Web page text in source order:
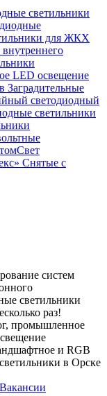
светильники
для ЖКХ
LED освещение
Заградительные
светодиодный
светильники
Снятые с
систем
светильники
раз!
промышленное
и RGB
в Орске
Вакансии